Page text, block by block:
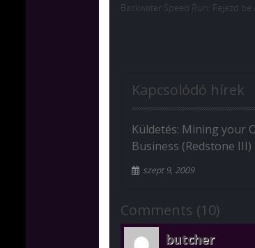
Backwater Speed Run: Fejezd
Kapcsolódó hírek
Küldetés: Mining your
Business (Redstone III)
szept 9, 2009
Comments (10)
butcher